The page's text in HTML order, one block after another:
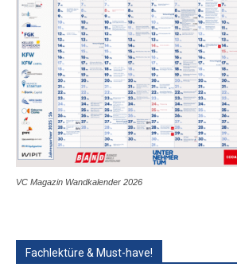
VC Magazin Wandkalender 2026
Fachlektüre & Must-have!